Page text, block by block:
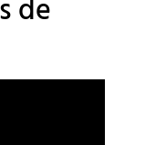
de